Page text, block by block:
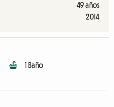
49 años
2014
1 Baño